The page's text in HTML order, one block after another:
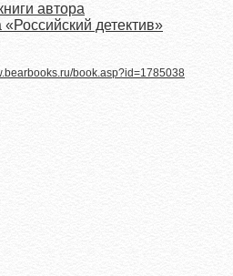
автора
«Российский детектив»
book.asp?id=1785038